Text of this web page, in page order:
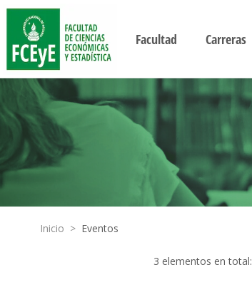
Facultad Carreras
Inicio > Eventos
3 elementos en total: